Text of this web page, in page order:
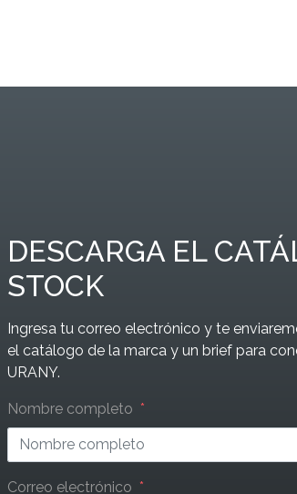
DESCARGA EL
STOCK
Ingresa tu correo electrónico y te
el catálogo de la marca y un brief para
URANY.
Leave
this
field
Nombre completo
Correo electrónico